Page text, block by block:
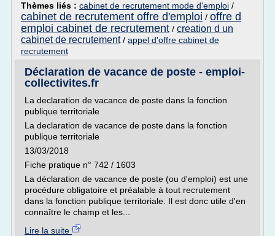
Thèmes liés : cabinet de recrutement mode d'emploi /
cabinet de recrutement offre d'emploi / offre d
emploi cabinet de recrutement / creation d un
cabinet de recrutement/ appel d'offre cabinet de
recrutement
Déclaration de vacance de poste - emploi-
collectivites.fr
La declaration de vacance de poste dans la fonction
publique territoriale
La declaration de vacance de poste dans la fonction
publique territoriale
13/03/2018
Fiche pratique n° 742 / 1603
La déclaration de vacance de poste (ou d'emploi) est une
procédure obligatoire et préalable à tout recrutement
dans la fonction publique territoriale. Il est donc utile d'en
connaître le champ et les...
Lire la suite